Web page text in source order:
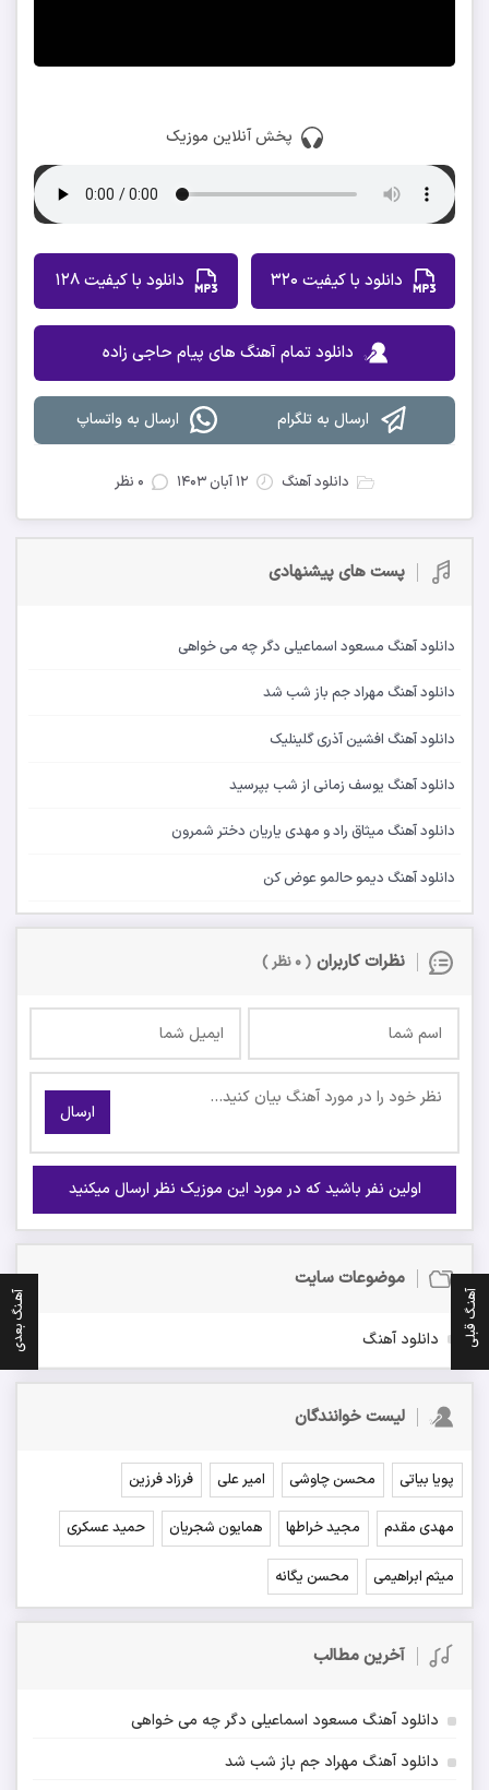
پخش آنلاین موزیک
دانلود با کیفیت 320 دانلود با کیفیت 128
دانلود تمام آهنگ های پیام حاجی زاده
ارسال به تلگرام ارسال به واتساپ
دانلود آهنگ ۱۲ آبان ۱۴۰۳ ۰ نظر
پست های پیشنهادی
دانلود آهنگ مسعود اسماعیلی دگر چه می خواهی
دانلود آهنگ مهراد جم باز شب شد
دانلود آهنگ افشین آذری گلینلیک
دانلود آهنگ یوسف زمانی از شب بپرسید
دانلود آهنگ میثاق راد و مهدی یاریان دختر شمرون
دانلود آهنگ دیمو حالمو عوض کن
نظرات کاربران ( ۰ نظر )
ارسال
اولین نفر باشید که در مورد این موزیک نظر ارسال میکنید
آهنـگ قبلی آهـنگ بعدی
موضوعات سایت
دانلود آهنگ
لیست خوانندگان
پویا بیاتی محسن چاوشی امیر علی فرزاد فرزین
مهدی مقدم مجید خراطها همایون شجریان حمید عسکری
میثم ابراهیمی محسن یگانه
آخرین مطالب
دانلود آهنگ مسعود اسماعیلی دگر چه می خواهی
دانلود آهنگ مهراد جم باز شب شد